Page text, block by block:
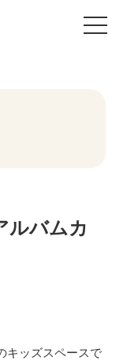
ルバムカ
キッズスペースで
t
o